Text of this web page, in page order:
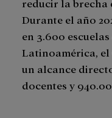
reducir la brecha
Durante el año
en 3.600
Latinoamérica, el
un alcance
docentes y